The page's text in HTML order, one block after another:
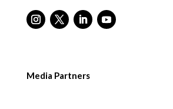
Media Partners